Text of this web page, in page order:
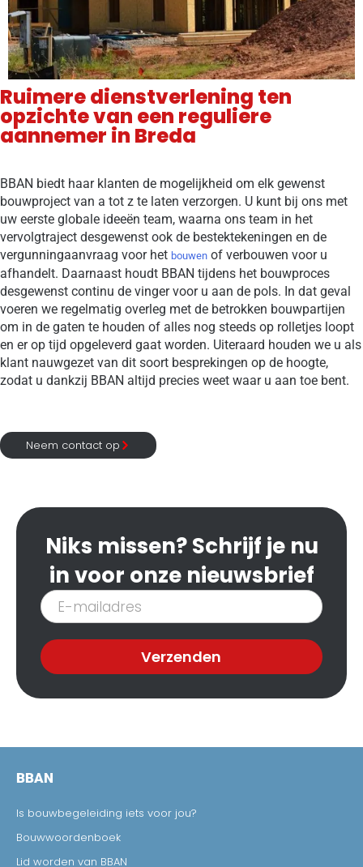
Ruimere dienstverlening ten
opzichte van een reguliere
aannemer in Breda
BBAN biedt haar klanten de mogelijkheid om elk gewenst
bouwproject van a tot z te laten verzorgen. U kunt bij ons met
uw eerste globale ideeën team, waarna ons team in het
vervolgtraject desgewenst ook de bestektekeningen en de
vergunningaanvraag voor het bouwen of verbouwen voor u
afhandelt. Daarnaast houdt BBAN tijdens het bouwproces
desgewenst continu de vinger voor u aan de pols. In dat geval
voeren we regelmatig overleg met de betrokken bouwpartijen
om in de gaten te houden of alles nog steeds op rolletjes loopt
en er op tijd opgeleverd gaat worden. Uiteraard houden we u als
klant nauwgezet van dit soort besprekingen op de hoogte,
zodat u dankzij BBAN altijd precies weet waar u aan toe bent.
Neem contact op
Niks missen? Schrijf je nu
in voor onze nieuwsbrief
Inschrijven
nieuwsbrief
Verzenden
BBAN
Is bouwbegeleiding iets voor jou?
Bouwwoordenboek
Lid worden van BBAN